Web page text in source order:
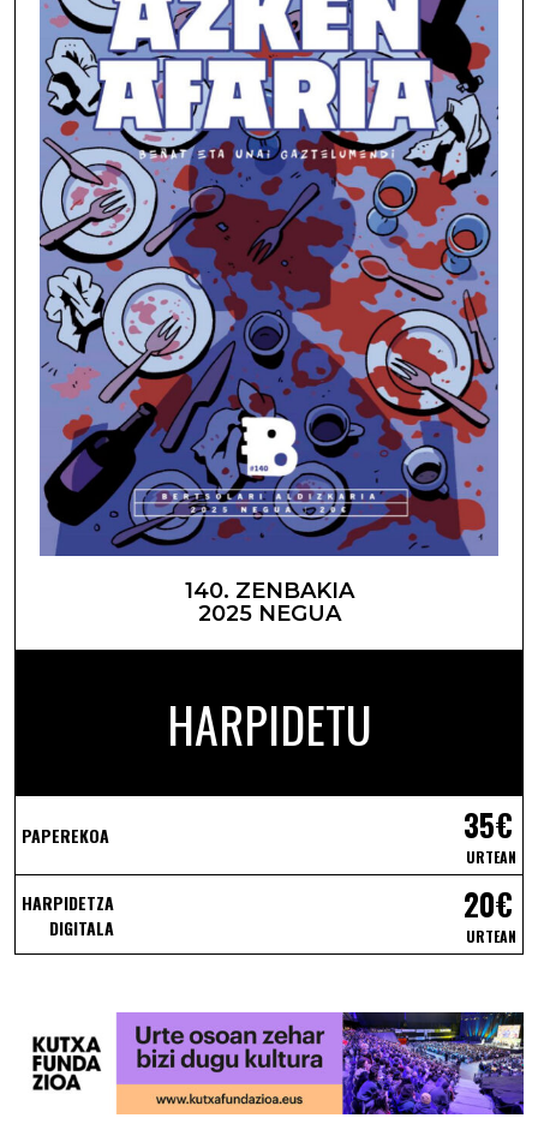
140. ZENBAKIA
2025 NEGUA
HARPIDETU
PAPEREKOA 35€
URTEAN
HARPIDETZA
DIGITALA
20€
URTEAN